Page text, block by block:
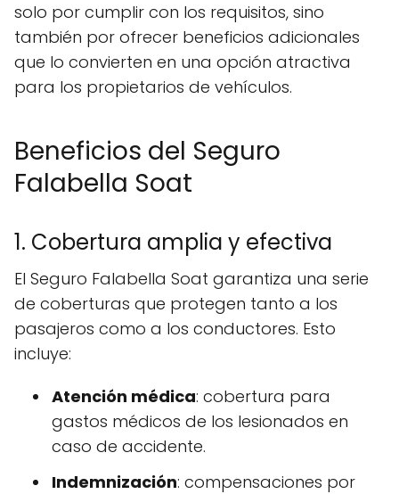
solo por cumplir con los requisitos, sino
también por ofrecer beneficios adicionales
que lo convierten en una opción atractiva
para los propietarios de vehículos.
Beneficios del Seguro
Falabella Soat
1. Cobertura amplia y efectiva
El Seguro Falabella Soat garantiza una serie
de coberturas que protegen tanto a los
pasajeros como a los conductores. Esto
incluye:
Atención médica: cobertura para
gastos médicos de los lesionados en
caso de accidente.
Indemnización: compensaciones por